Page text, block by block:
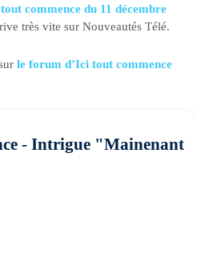
commence du 11 décembre
très vite sur Nouveautés Télé.
le forum d’Ici tout commence
- Intrigue "Mainenant